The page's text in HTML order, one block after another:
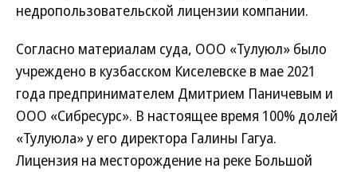
недропользовательской лицензии компании.
Согласно материалам суда, ООО «Тулуюл» было
учреждено в кузбасском Киселевске в мае 2021
года предпринимателем Дмитрием Паничевым и
ООО «Сибресурс». В настоящее время 100% долей
«Тулуюла» у его директора Галины Гагуа.
Лицензия на месторождение на реке Большой